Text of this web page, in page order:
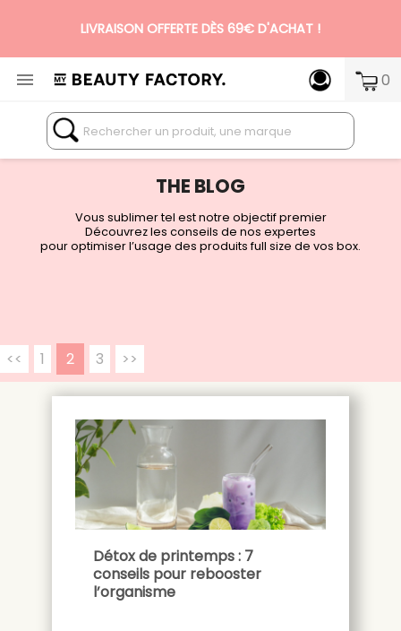
 0
THE BLOG
Vous sublimer tel est notre objectif premier
Découvrez les conseils de nos expertes
pour optimiser l’usage des produits full size de vos box.
<< 1 2 3 >>
Détox de printemps : 7
conseils pour rebooster
l’organisme